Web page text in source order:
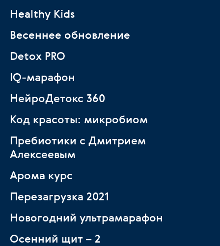
Healthy Kids
Весеннее обновление
Detox PRO
IQ-марафон
НейроДетокс 360
Код красоты: микробиом
Пребиотики с Дмитрием
Алексеевым
Арома курс
Перезагрузка 2021
Новогодний ультрамарафон
Осенний щит – 2